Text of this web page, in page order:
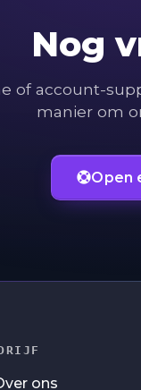
Nog
of account-
manier om
Open
ons